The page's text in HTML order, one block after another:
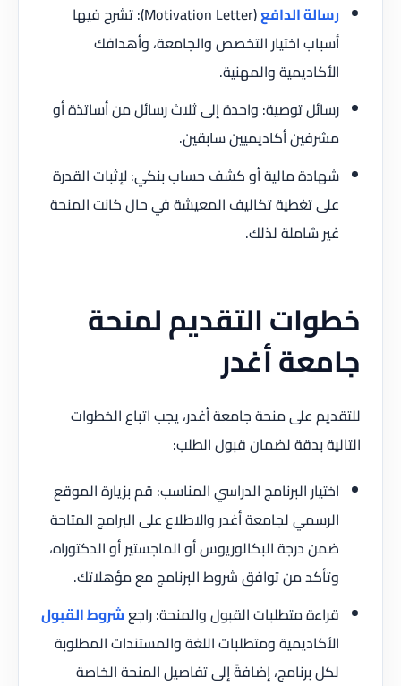
رسالة الدافع
(Motivation Letter): تشرح فيها
أسباب اختيار التخصص والجامعة، وأهدافك
الأكاديمية والمهنية.
رسائل توصية: واحدة إلى ثلاث رسائل من أساتذة أو
مشرفين أكاديميين سابقين.
شهادة مالية أو كشف حساب بنكي: لإثبات القدرة
على تغطية تكاليف المعيشة في حال كانت المنحة
غير شاملة لذلك.
خطوات التقديم لمنحة
جامعة أغدر
للتقديم على منحة جامعة أغدر، يجب اتباع الخطوات
التالية بدقة لضمان قبول الطلب:
اختيار البرنامج الدراسي المناسب: قم بزيارة الموقع
الرسمي لجامعة أغدر والاطلاع على البرامج المتاحة
ضمن درجة البكالوريوس أو الماجستير أو الدكتوراه،
وتأكد من توافق شروط البرنامج مع مؤهلاتك.
قراءة متطلبات القبول والمنحة: راجعشروط القبول
الأكاديمية ومتطلبات اللغة والمستندات المطلوبة
لكل برنامج، إضافةً إلى تفاصيل المنحة الخاصة